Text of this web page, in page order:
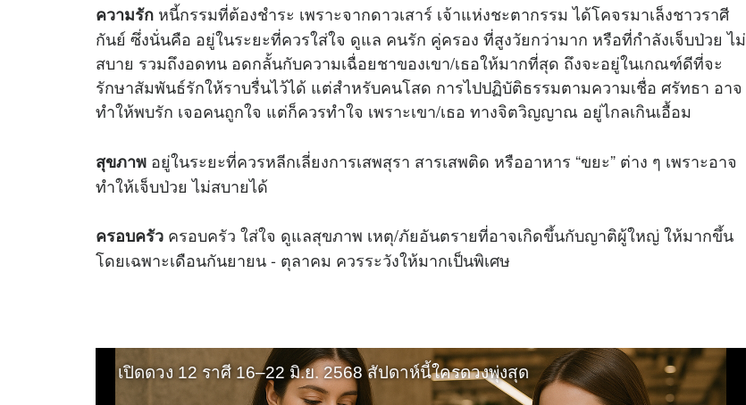
ความรัก หนี้กรรมที่ต้องชำระ เพราะจากดาวเสาร์ เจ้าแห่งชะตากรรม ได้โคจรมาเล็งชาวราศี
กันย์ ซึ่งนั่นคือ อยู่ในระยะที่ควรใส่ใจ ดูแล คนรัก คู่ครอง ที่สูงวัยกว่ามาก หรือที่กำลังเจ็บป่วย ไม่
สบาย รวมถึงอดทน อดกลั้นกับความเฉื่อยชาของเขา/เธอให้มากที่สุด ถึงจะอยู่ในเกณฑ์ดีที่จะ
รักษาสัมพันธ์รักให้ราบรื่นไว้ได้ แต่สำหรับคนโสด การไปปฏิบัติธรรมตามความเชื่อ ศรัทธา อาจ
ทำให้พบรัก เจอคนถูกใจ แต่ก็ควรทำใจ เพราะเขา/เธอ ทางจิตวิญญาณ อยู่ไกลเกินเอื้อม
สุขภาพ อยู่ในระยะที่ควรหลีกเลี่ยงการเสพสุรา สารเสพติด หรืออาหาร “ขยะ” ต่าง ๆ เพราะอาจ
ทำให้เจ็บป่วย ไม่สบายได้
ครอบครัว ครอบครัว ใส่ใจ ดูแลสุขภาพ เหตุ/ภัยอันตรายที่อาจเกิดขึ้นกับญาติผู้ใหญ่ ให้มากขึ้น
โดยเฉพาะเดือนกันยายน - ตุลาคม ควรระวังให้มากเป็นพิเศษ